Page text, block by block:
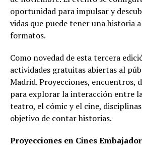
oportunidad para impulsar y
vidas que puede tener una historia
formatos.
Como novedad de esta tercera
actividades gratuitas abiertas al
Madrid. Proyecciones, encuentros,
para explorar la interacción entre
teatro, el cómic y el cine,
objetivo de contar historias.
Proyecciones en Cines